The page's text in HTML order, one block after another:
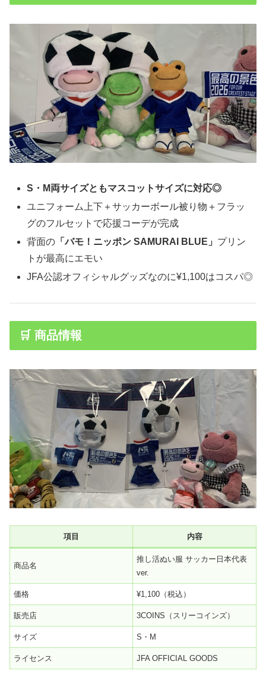
S・M両サイズともマスコットサイズに対応◎
ユニフォーム上下＋サッカーボール被り物＋フラッ
グのフルセットで応援コーデが完成
背面の 「バモ！ニッポン SAMURAI BLUE」 プリン
トが最高にエモい
JFA公認オフィシャルグッズなのに¥1,100はコスパ◎
🛒 商品情報
項目 内容
商品名
推し活ぬい服 サッカー日本代表
ver.
価格 ¥1,100（税込）
販売店 3COINS（スリーコインズ）
サイズ S・M
ライセンス JFA OFFICIAL GOODS